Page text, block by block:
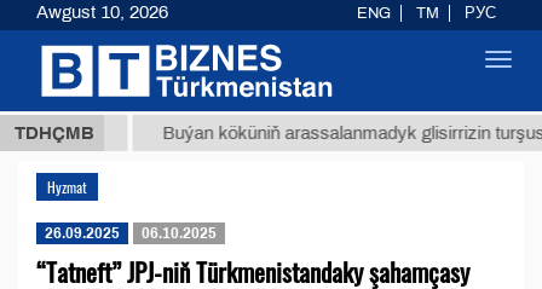
TDHÇMB
37,8 ТМТ Buýan köküniň arassalanmadyk glisirrizin
Hyzmat
26.09.2025 06.10.2025
“Tatneft” JPJ-niň Türkmenistandaky şahamçasy
Awgust 10, 2026 ENG TM РУС